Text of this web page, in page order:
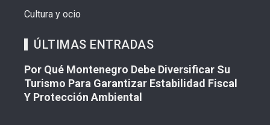
Cultura y ocio
ÚLTIMAS ENTRADAS
Por Qué Montenegro Debe Diversificar Su
Turismo Para Garantizar Estabilidad Fiscal
Y Protección Ambiental